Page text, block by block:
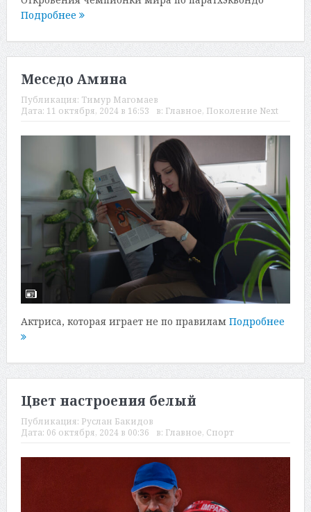
Подробнее
Меседо Амина
Публикация: Тимур Магомаев
Дата: 11 октября, 2024 в 16:53 в: Главное, Поколение Next
Актриса, которая играет не по правилам Подробнее
Цвет настроения белый
Публикация: Руслан Бакидов
Дата: 06 октября, 2024 в 00:36 в: Главное, Спорт